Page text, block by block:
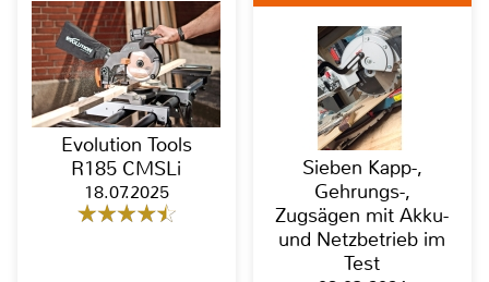
Evolution Tools
R185 CMSLi
18.07.2025
Sieben Kapp-,
Gehrungs-,
Zugsägen mit Akku-
und Netzbetrieb im
Test